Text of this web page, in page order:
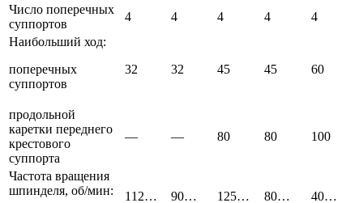
Число поперечных
суппортов
4 4 4 4
4
Наибольший ход:
поперечных
суппортов
32 32 45 45 60
продольной
каретки переднего
крестового
суппорта
— — 80 80 100
Частота вращения
шпинделя, об/мин:
112…
90…
125…
80…
40…